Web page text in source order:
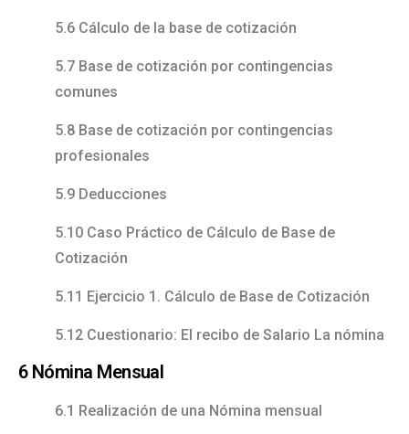
5.6 Cálculo de la base de cotización
5.7 Base de cotización por contingencias
comunes
5.8 Base de cotización por contingencias
profesionales
5.9 Deducciones
5.10 Caso Práctico de Cálculo de Base de
Cotización
5.11 Ejercicio 1. Cálculo de Base de Cotización
5.12 Cuestionario: El recibo de Salario La nómina
6 Nómina Mensual
6.1 Realización de una Nómina mensual